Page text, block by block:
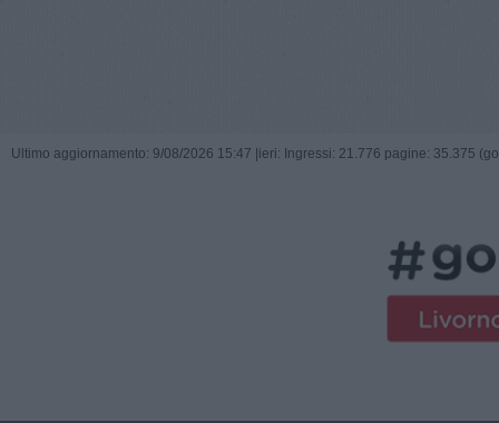
Ultimo aggiornamento: 9/08/2026 15:47 | ieri: Ingressi: 21.776 pagine: 35.375